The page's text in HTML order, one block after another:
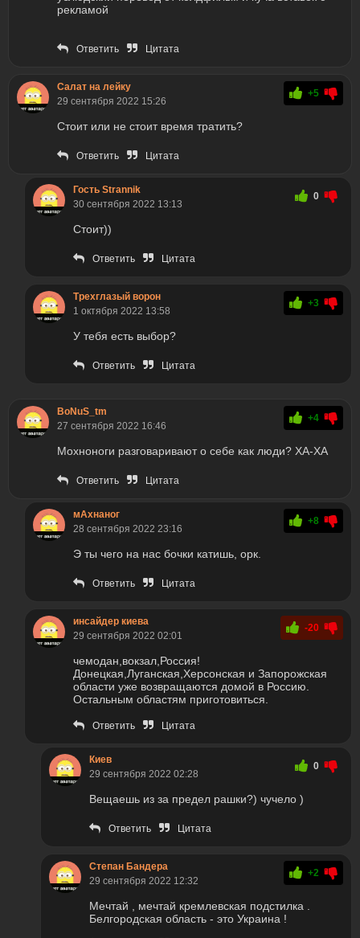
рекламой
Ответить Цитата
Салат на лейку
29 сентября 2022 15:26
+5
Стоит или не стоит время тратить?
Ответить Цитата
Гость Strannik
30 сентября 2022 13:13
0
Стоит))
Ответить Цитата
Трехглазый ворон
1 октября 2022 13:58
+3
У тебя есть выбор?
Ответить Цитата
BoNuS_tm
27 сентября 2022 16:46
+4
Мохноноги разговаривают о себе как люди? ХА-ХА
Ответить Цитата
мАхнаног
28 сентября 2022 23:16
+8
Э ты чего на нас бочки катишь, орк.
Ответить Цитата
инсайдер киева
29 сентября 2022 02:01
-20
чемодан,вокзал,Россия!
Донецкая,Луганская,Херсонская и Запорожская
области уже возвращаются домой в Россию.
Остальным областям приготовиться.
Ответить Цитата
Киев
29 сентября 2022 02:28
0
Вещаешь из за предел рашки?) чучело )
Ответить Цитата
Степан Бандера
29 сентября 2022 12:32
+2
Мечтай , мечтай кремлевская подстилка .
Белгородская область - это Украина !